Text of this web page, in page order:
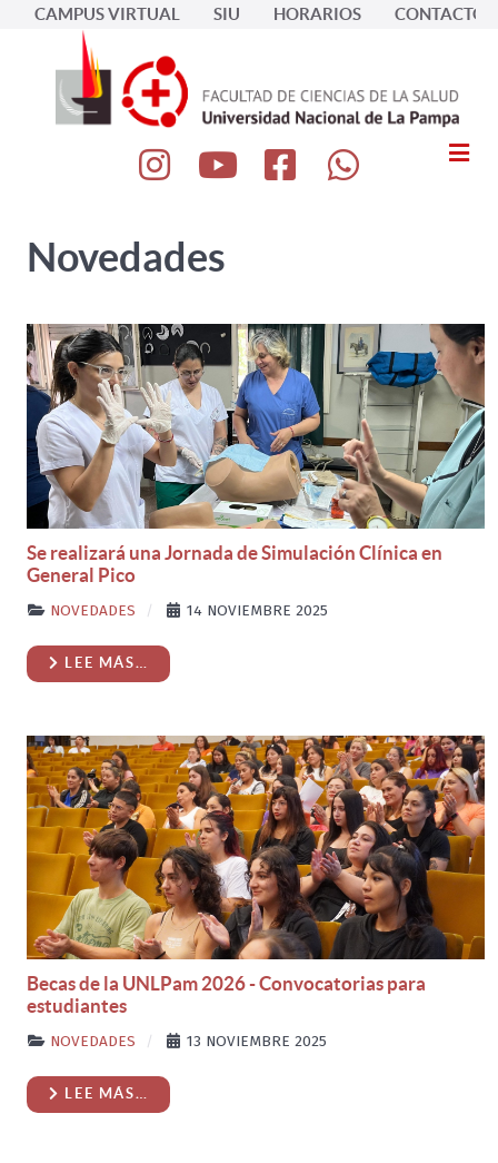
CAMPUS VIRTUAL SIU HORARIOS CONTACTOS
Novedades
Se realizará una Jornada de Simulación Clínica en
General Pico
NOVEDADES 14 NOVIEMBRE 2025
LEE MÁS…
Becas de la UNLPam 2026 - Convocatorias para
estudiantes
NOVEDADES 13 NOVIEMBRE 2025
LEE MÁS…